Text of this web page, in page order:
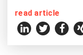
read article